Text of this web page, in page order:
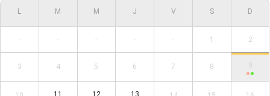
- - - - - 1 2
3 4 5 6 7 8 9
11 12 13